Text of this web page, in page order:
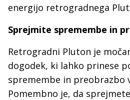
energijo retrogradnega
Sprejmite spremembe in
Retrogradni Pluton je
dogodek, ki lahko prinese
spremembe in preobrazbo
Pomembno je, da